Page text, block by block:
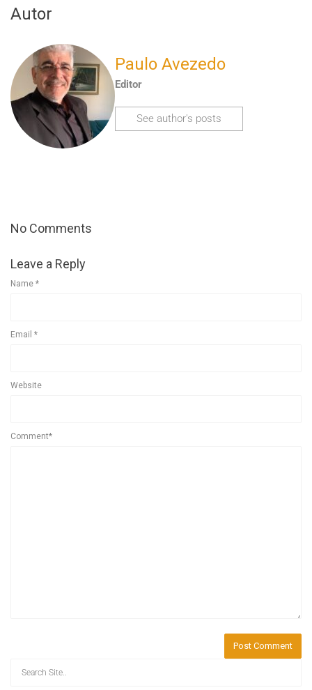
Autor
Paulo Avezedo
Editor
See author's posts
No Comments
Leave a Reply
Name *
Email *
Website
Comment*